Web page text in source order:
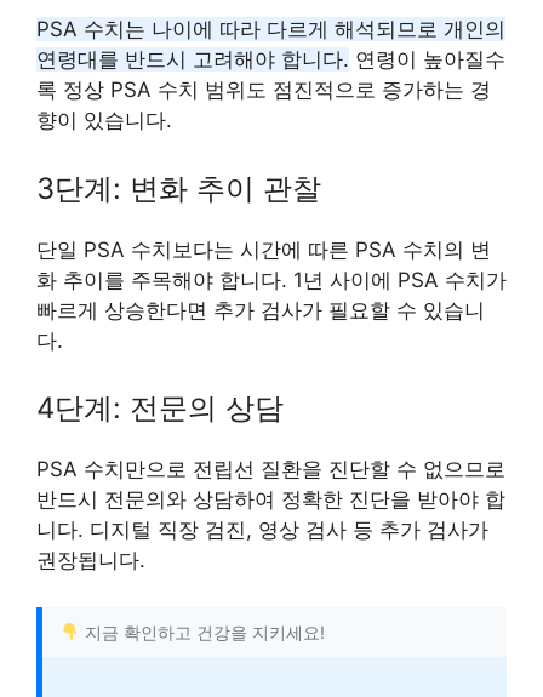
PSA 수치는 나이에 따라 다르게 해석되므로 개인의
연령대를 반드시 고려해야 합니다. 연령이 높아질수
록 정상 PSA 수치 범위도 점진적으로 증가하는 경
향이 있습니다.
3단계: 변화 추이 관찰
단일 PSA 수치보다는 시간에 따른 PSA 수치의 변
화 추이를 주목해야 합니다. 1년 사이에 PSA 수치가
빠르게 상승한다면 추가 검사가 필요할 수 있습니
다.
4단계: 전문의 상담
PSA 수치만으로 전립선 질환을 진단할 수 없으므로
반드시 전문의와 상담하여 정확한 진단을 받아야 합
니다. 디지털 직장 검진, 영상 검사 등 추가 검사가
권장됩니다.
지금 확인하고 건강을 지키세요!